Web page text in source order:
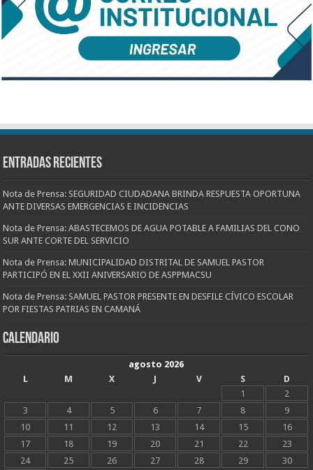
Entradas recientes
Nota de Prensa: SEGURIDAD CIUDADANA BRINDA RESPUESTA OPORTUNA
ANTE DIVERSAS EMERGENCIAS E INCIDENCIAS
Nota de Prensa: ABASTECEMOS DE AGUA POTABLE A FAMILIAS DEL CONO
SUR ANTE CORTE DEL SERVICIO
Nota de Prensa: MUNICIPALIDAD DISTRITAL DE SAMUEL PASTOR
PARTICIPÓ EN EL XXII ANIVERSARIO DE ASPPMACSU
Nota de Prensa: SAMUEL PASTOR PRESENTE EN DESFILE CÍVICO ESCOLAR
POR FIESTAS PATRIAS EN CAMANÁ
CALENDARIO
agosto 2026
L
M X J V S
D
1
2
3
4 5 6 7 8
9
10
11 12 13 14 15
16
17
18 19 20 21 22
23
24
25 26 27 28 29 30